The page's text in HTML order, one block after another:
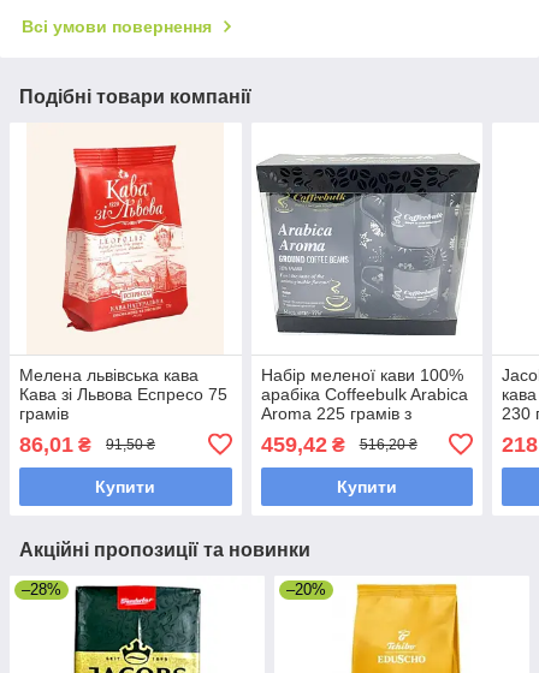
Всі умови повернення
Подібні товари компанії
Мелена львівська кава
Кава зі Львова Еспресо 75
грамів
86,01 ₴ 91,50 ₴
Купити
Набір меленої кави 100%
арабіка Coffeebulk Arabica
Aroma 225 грамів з
459,42₴ 516,20 ₴
Купити
230
Акційні пропозиції та новинки
–28% –20%